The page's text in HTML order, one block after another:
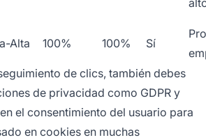
Alta 100% 100% Sí
de clics, también debes
de privacidad como GDPR y
el consentimiento del usuario para
en cookies en muchas